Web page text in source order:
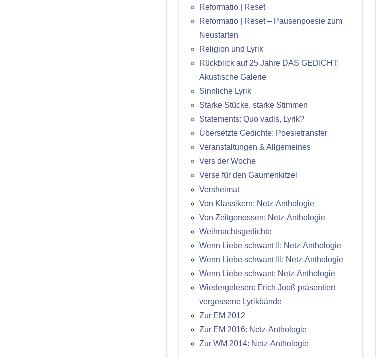
Reformatio | Reset
Reformatio | Reset – Pausenpoesie zum
Neustarten
Religion und Lyrik
Rückblick auf 25 Jahre DAS GEDICHT:
Akustische Galerie
Sinnliche Lyrik
Starke Stücke, starke Stimmen
Statements: Quo vadis, Lyrik?
Übersetzte Gedichte: Poesietransfer
Veranstaltungen & Allgemeines
Vers der Woche
Verse für den Gaumenkitzel
Versheimat
Von Klassikern: Netz-Anthologie
Von Zeitgenossen: Netz-Anthologie
Weihnachtsgedichte
Wenn Liebe schwant II: Netz-Anthologie
Wenn Liebe schwant III: Netz-Anthologie
Wenn Liebe schwant: Netz-Anthologie
Wiedergelesen: Erich Jooß präsentiert
vergessene Lyrikbände
Zur EM 2012
Zur EM 2016: Netz-Anthologie
Zur WM 2014: Netz-Anthologie